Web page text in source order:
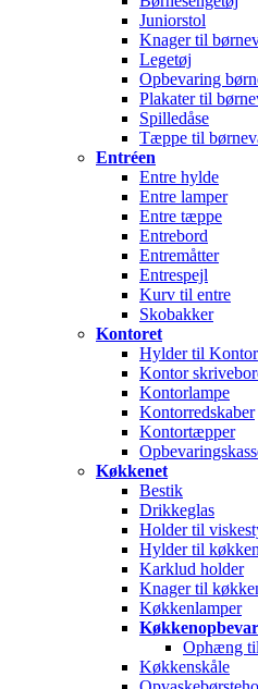
Juniorstol
Knager til
Legetøj
Opbevaring
Plakater til
Spilledåse
Tæppe til
Entréen
Entre hylde
Entre lamper
Entre tæppe
Entrebord
Entremåtter
Entrespejl
Kurv til entre
Skobakker
Kontoret
Hylder til Kontor
Kontor
Kontorlampe
Kontorredskaber
Kontortæpper
Køkkenet
Bestik
Drikkeglas
Holder til
Hylder til køkken
Karklud holder
Knager til
Køkkenlamper
Ophæng
Køkkenskåle